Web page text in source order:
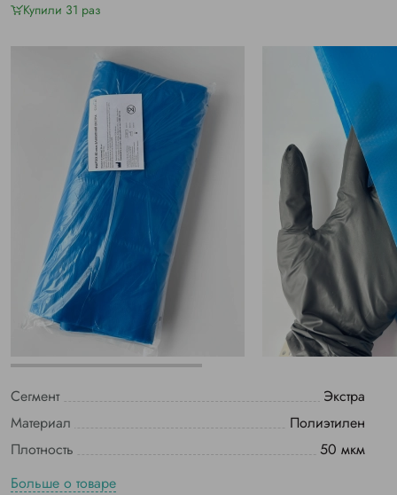
Купили 31 раз
Сегмент
Экстра
Материал
Полиэтилен
Плотность
50 мкм
Больше о товаре